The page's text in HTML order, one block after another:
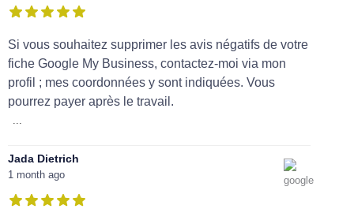
Si vous souhaitez supprimer les avis négatifs de votre
fiche Google My Business, contactez-moi via mon
profil ; mes coordonnées y sont indiquées. Vous
pourrez payer après le travail.
Jada Dietrich
1 month ago